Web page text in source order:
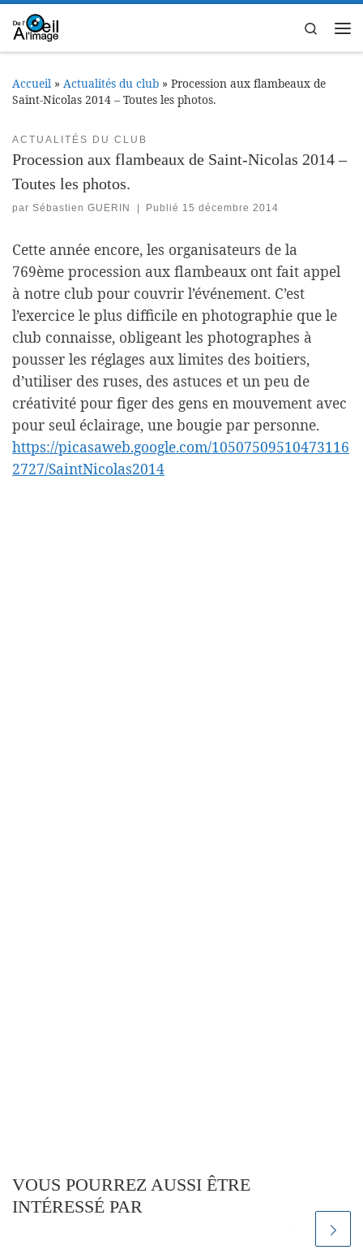
Passer au contenu
Search
Accueil » Actualités du club » Procession aux flambeaux de
Saint-Nicolas 2014 – Toutes les photos.
ACTUALITÉS DU CLUB
Procession aux flambeaux de Saint-Nicolas 2014 –
Toutes les photos.
par Sébastien GUERIN Publié 15 décembre 2014
Cette année encore, les organisateurs de la
769ème procession aux flambeaux ont fait appel
à notre club pour couvrir l’événement. C’est
l’exercice le plus difficile en photographie que le
club connaisse, obligeant les photographes à
pousser les réglages aux limites des boitiers,
d’utiliser des ruses, des astuces et un peu de
créativité pour figer des gens en mouvement avec
pour seul éclairage, une bougie par personne.
https://picasaweb.google.com/10507509510473116
2727/SaintNicolas2014
VOUS POURREZ AUSSI ÊTRE
INTÉRESSÉ PAR